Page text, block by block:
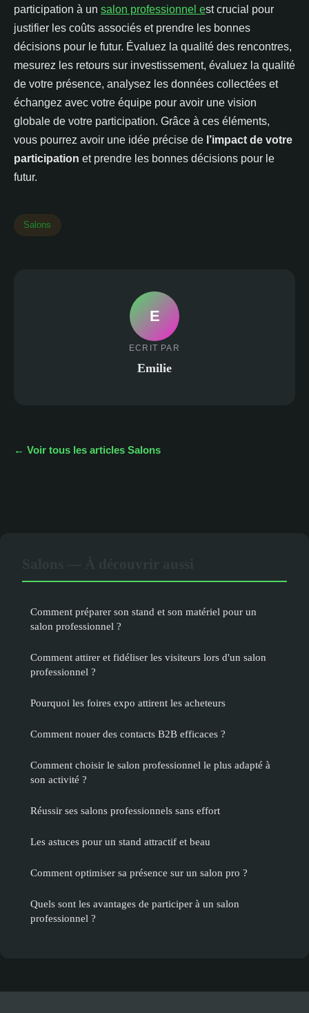
participation à un salon professionnel est crucial pour
justifier les coûts associés et prendre les bonnes
décisions pour le futur. Évaluez la qualité des rencontres,
mesurez les retours sur investissement, évaluez la qualité
de votre présence, analysez les données collectées et
échangez avec votre équipe pour avoir une vision
globale de votre participation. Grâce à ces éléments,
vous pourrez avoir une idée précise de l’impact de votre
participation et prendre les bonnes décisions pour le
futur.
Salons
E
ECRIT PAR
Emilie
← Voir tous les articles Salons
Comment préparer son stand et son matériel pour un
salon professionnel ?
Comment attirer et fidéliser les visiteurs lors d'un salon
professionnel ?
Pourquoi les foires expo attirent les acheteurs
Comment nouer des contacts B2B efficaces ?
Comment choisir le salon professionnel le plus adapté à
son activité ?
Réussir ses salons professionnels sans effort
Les astuces pour un stand attractif et beau
Comment optimiser sa présence sur un salon pro ?
Quels sont les avantages de participer à un salon
professionnel ?